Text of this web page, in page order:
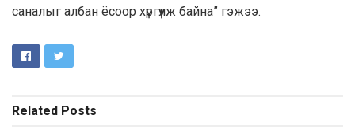
саналыг албан ёсоор хүргүүлж байна” гэжээ.
Related Posts